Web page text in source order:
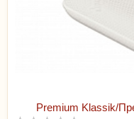
Premium Klassik/